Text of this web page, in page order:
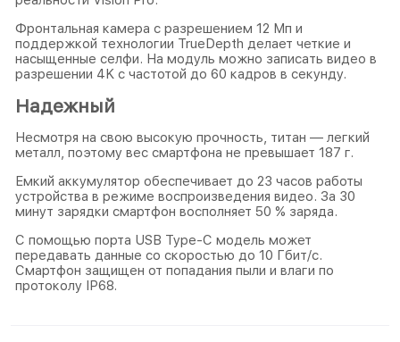
Фронтальная камера с разрешением 12 Мп и
поддержкой технологии TrueDepth делает четкие и
насыщенные селфи. На модуль можно записать видео в
разрешении 4K с частотой до 60 кадров в секунду.
Надежный
Несмотря на свою высокую прочность, титан — легкий
металл, поэтому вес смартфона не превышает 187 г.
Емкий аккумулятор обеспечивает до 23 часов работы
устройства в режиме воспроизведения видео. За 30
минут зарядки смартфон восполняет 50 % заряда.
С помощью порта USB Type-C модель может
передавать данные со скоростью до 10 Гбит/с.
Смартфон защищен от попадания пыли и влаги по
протоколу IP68.